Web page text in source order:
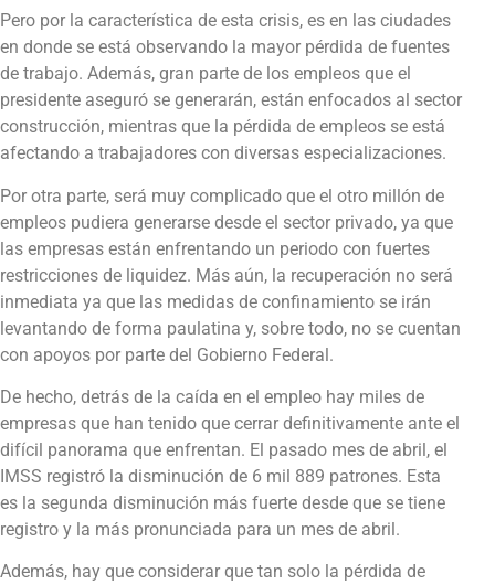
Pero por la característica de esta crisis, es en las ciudades
en donde se está observando la mayor pérdida de fuentes
de trabajo. Además, gran parte de los empleos que el
presidente aseguró se generarán, están enfocados al sector
construcción, mientras que la pérdida de empleos se está
afectando a trabajadores con diversas especializaciones.
Por otra parte, será muy complicado que el otro millón de
empleos pudiera generarse desde el sector privado, ya que
las empresas están enfrentando un periodo con fuertes
restricciones de liquidez. Más aún, la recuperación no será
inmediata ya que las medidas de confinamiento se irán
levantando de forma paulatina y, sobre todo, no se cuentan
con apoyos por parte del Gobierno Federal.
De hecho, detrás de la caída en el empleo hay miles de
empresas que han tenido que cerrar definitivamente ante el
difícil panorama que enfrentan. El pasado mes de abril, el
IMSS registró la disminución de 6 mil 889 patrones. Esta
es la segunda disminución más fuerte desde que se tiene
registro y la más pronunciada para un mes de abril.
Además, hay que considerar que tan solo la pérdida de